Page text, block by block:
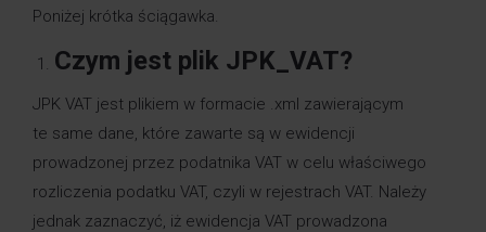
Poniżej krótka ściągawka.
Czym jest plik JPK_VAT?
JPK VAT jest plikiem w formacie .xml zawierającym
te same dane, które zawarte są w ewidencji
prowadzonej przez podatnika VAT w celu właściwego
rozliczenia podatku VAT, czyli w rejestrach VAT. Należy
jednak zaznaczyć, iż ewidencja VAT prowadzona